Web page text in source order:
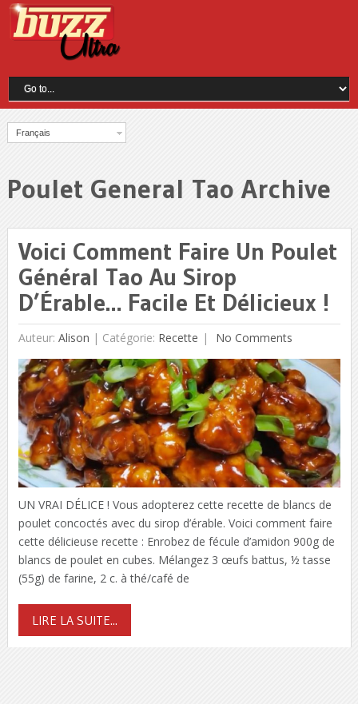
Français
Poulet General Tao Archive
Voici Comment Faire Un Poulet
Général Tao Au Sirop
D’Érable… Facile Et Délicieux !
Auteur: Alison | Catégorie: Recette No Comments
UN VRAI DÉLICE ! Vous adopterez cette recette de blancs de
poulet concoctés avec du sirop d’érable. Voici comment faire
cette délicieuse recette : Enrobez de fécule d’amidon 900g de
blancs de poulet en cubes. Mélangez 3 œufs battus, ½ tasse
(55g) de farine, 2 c. à thé/café de
LIRE LA SUITE...